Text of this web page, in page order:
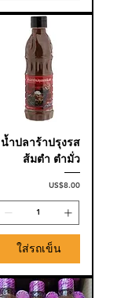
น้ำปลาร้าปรุงรส
ส้มตำ ตำมั่ว
ราคา
US$8.00
ใส่รถเข็น